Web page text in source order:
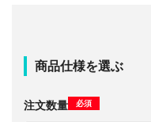
商品仕様を選ぶ
注文数量 必須